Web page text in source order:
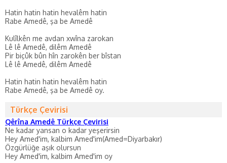
Hatin hatin hatin hevalêm hatin
Rabe Amedê, şa be Amedê
Kulîlkên me avdan xwîna zarokan
Lê lê Amedê, dilêm Amedê
Pir biçûk bûn hîn zarokên ber bîstan
Lê lê Amedê, dilêm Amedê
Hatin hatin hatin hevalêm hatin
Rabe Amedê, şa be Amedê oy.
Türkçe Çevirisi
Qêrîna Amedê Türkçe Çevirisi
Ne kadar yansan o kadar yeşerirsin
Hey Amed'im, kalbim Amed'im(Amed=Diyarbakır)
Özgürlüğe aşık olursun
Hey Amed'im, kalbim Amed'im oy